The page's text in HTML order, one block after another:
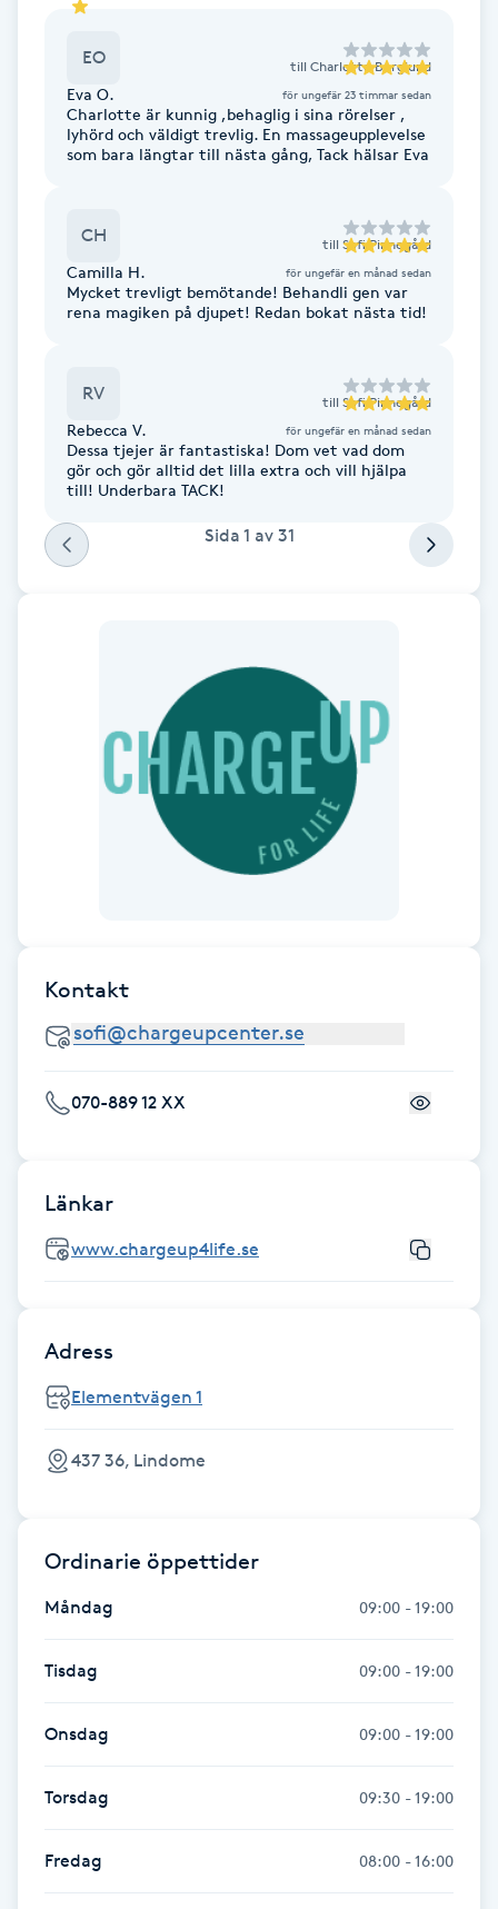
Fotsvamp
Fotvård
Fransar
Fransfärgning
Fransförlängning Megavolym
Fransförlängning Volym
Fransk manikyr
Fransrengöring
Friskvårdsmassage
Färgning
Gel naglar
Gelenaglar
Gravidmassage
Gruppträning
EO till Charlotte Berglund
Eva O. för ungefär 23 timmar sedan
Charlotte är kunnig ,behaglig i sina rörelser ,
lyhörd och väldigt trevlig. En massageupplevelse
som bara längtar till nästa gång, Tack hälsar Eva
CH till Sofi Pinnegård
Camilla H. för ungefär en månad sedan
Mycket trevligt bemötande! Behandli gen var
rena magiken på djupet! Redan bokat nästa tid!
RV till Sofi Pinnegård
Rebecca V. för ungefär en månad sedan
Dessa tjejer är fantastiska! Dom vet vad dom
gör och gör alltid det lilla extra och vill hjälpa
till! Underbara TACK!
Sida 1 av 31
Kontakt
070-889 12 XX
Länkar
www.chargeup4life.se
Adress
Elementvägen 1
437 36, Lindome
Ordinarie öppettider
Måndag 09:00 - 19:00
Tisdag 09:00 - 19:00
Onsdag 09:00 - 19:00
Torsdag 09:30 - 19:00
Fredag 08:00 - 16:00